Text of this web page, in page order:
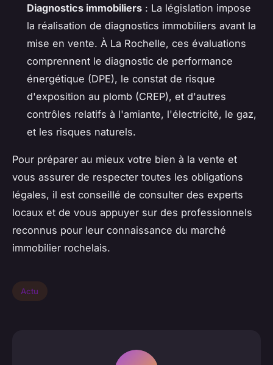
Diagnostics immobiliers : La législation impose
la réalisation de diagnostics immobiliers avant la
mise en vente. À La Rochelle, ces évaluations
comprennent le diagnostic de performance
énergétique (DPE), le constat de risque
d'exposition au plomb (CREP), et d'autres
contrôles relatifs à l'amiante, l'électricité, le gaz,
et les risques naturels.
Pour préparer au mieux votre bien à la vente et
vous assurer de respecter toutes les obligations
légales, il est conseillé de consulter des experts
locaux et de vous appuyer sur des professionnels
reconnus pour leur connaissance du marché
immobilier rochelais.
Actu